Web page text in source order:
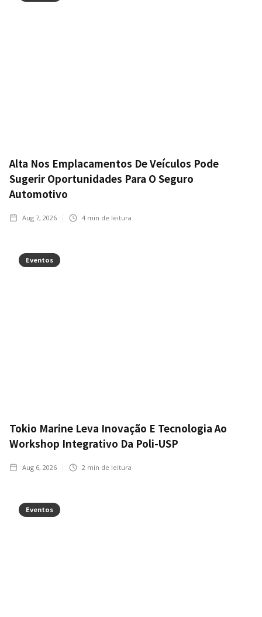
Alta Nos Emplacamentos De Veículos Pode
Sugerir Oportunidades Para O Seguro
Automotivo
Aug 7, 2026 4 min de leitura
Eventos
Tokio Marine Leva Inovação E Tecnologia Ao
Workshop Integrativo Da Poli-USP
Aug 6, 2026 2 min de leitura
Eventos